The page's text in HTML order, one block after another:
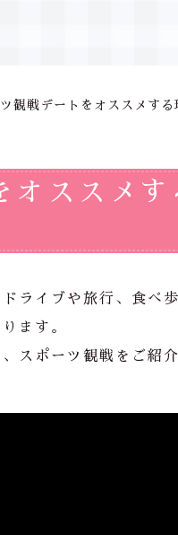
観戦デートをオススメする
オススメす
ライブや旅行、食べ
ます。
スポーツ観戦をご紹